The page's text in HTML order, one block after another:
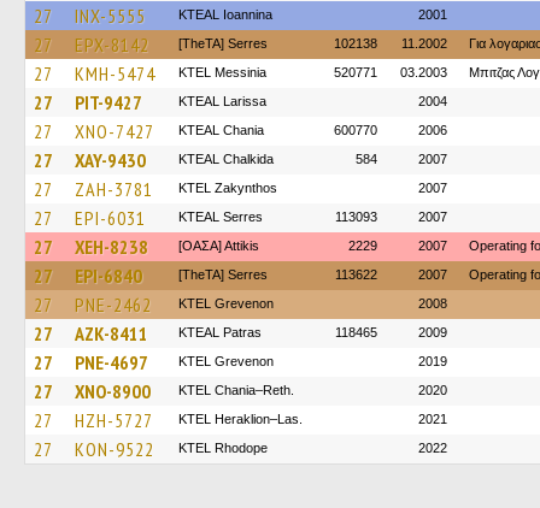
27 INX-5555 KTEAL Ioannina 2001
27 EPX-8142 [TheTA] Serres 102138 11.2002 Για
27 KMH-5474 KTEL Messinia 520771 03.2003 Μπιτζας
27 PIT-9427 KTEAL Larissa 2004
27 XNO-7427 KTEAL Chania 600770 2006
27 XAY-9430 KTEAL Chalkida 584 2007
27 ZAH-3781 KTEL Zakynthos 2007
27 EPI-6031 KTEAL Serres 113093 2007
27 XEH-8238 [ΟΑΣΑ] Αttikis 2229 2007 Operating
27 EPI-6840 [TheTA] Serres 113622 2007 Operating
27 PNE-2462 ΚΤΕL Grevenon 2008
27 AZK-8411 KTEAL Patras 118465 2009
27 PNE-4697 ΚΤΕL Grevenon 2019
27 XNO-8900 KTEL Chania–Reth. 2020
27 HZH-5727 KTEL Heraklion–Las. 2021
27 KON-9522 KTEL Rhodope 2022